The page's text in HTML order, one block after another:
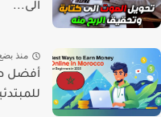
الى...
منذ
أفضل